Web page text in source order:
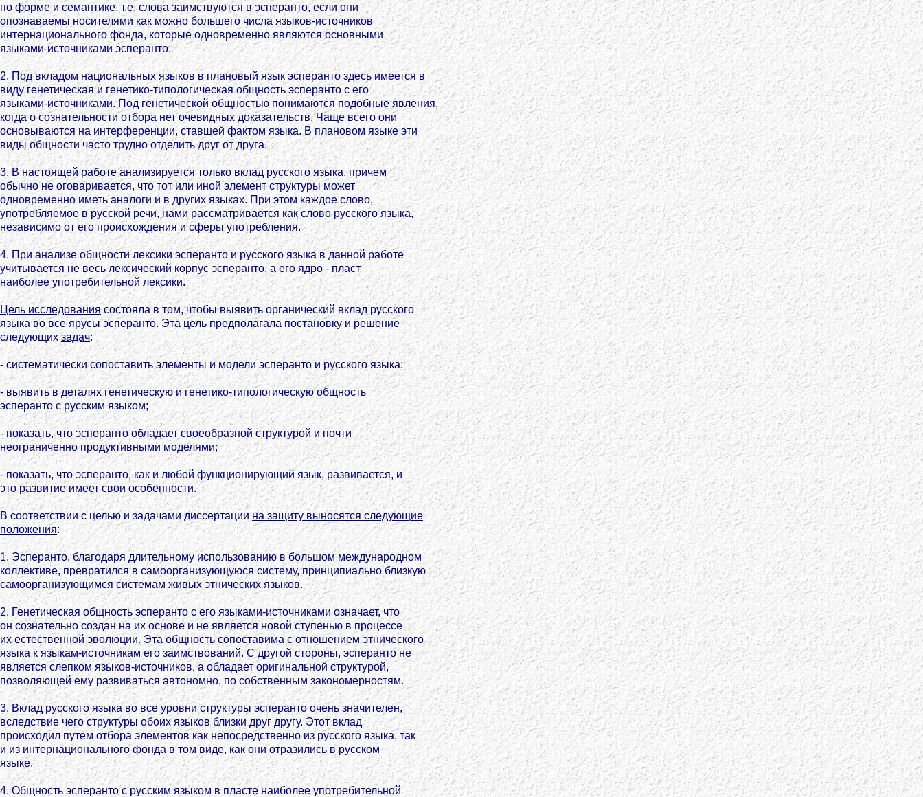
по форме и семантике, т.е. слова заимствуются в эсперанто, если они
опознаваемы носителями как можно большего числа языков-источников
интернационального фонда, которые одновременно являются основными
языками-источниками эсперанто.
2. Под вкладом национальных языков в плановый язык эсперанто здесь имеется в
виду генетическая и генетико-типологическая общность эсперанто с его
языками-источниками. Под генетической общностью понимаются подобные явления,
когда о сознательности отбора нет очевидных доказательств. Чаще всего они
основываются на интерференции, ставшей фактом языка. В плановом языке эти
виды общности часто трудно отделить друг от друга.
3. В настоящей работе анализируется только вклад русского языка, причем
обычно не оговаривается, что тот или иной элемент структуры может
одновременно иметь аналоги и в других языках. При этом каждое слово,
употребляемое в русской речи, нами рассматривается как слово русского языка,
независимо от его происхождения и сферы употребления.
4. При анализе общности лексики эсперанто и русского языка в данной работе
учитывается не весь лексический корпус эсперанто, а его ядро - пласт
наиболее употребительной лексики.
Цель исследованиясостояла в том, чтобы выявить органический вклад русского
языка во все ярусы эсперанто. Эта цель предполагала постановку и решение
следующихзадач:
- систематически сопоставить элементы и модели эсперанто и русского языка;
- выявить в деталях генетическую и генетико-типологическую общность
эсперанто с русским языком;
- показать, что эсперанто обладает своеобразной структурой и почти
неограниченно продуктивными моделями;
- показать, что эсперанто, как и любой функционирующий язык, развивается, и
это развитие имеет свои особенности.
В соответствии с целью и задачами диссертациина защиту выносятся следующие
положения:
1. Эсперанто, благодаря длительному использованию в большом международном
коллективе, превратился в самоорганизующуюся систему, принципиально близкую
самоорганизующимся системам живых этнических языков.
2. Генетическая общность эсперанто с его языками-источниками означает, что
он сознательно создан на их основе и не является новой ступенью в процессе
их естественной эволюции. Эта общность сопоставима с отношением этнического
языка к языкам-источникам его заимствований. С другой стороны, эсперанто не
является слепком языков-источников, а обладает оригинальной структурой,
позволяющей ему развиваться автономно, по собственным закономерностям.
3. Вклад русского языка во все уровни структуры эсперанто очень значителен,
вследствие чего структуры обоих языков близки друг другу. Этот вклад
происходил путем отбора элементов как непосредственно из русского языка, так
и из интернационального фонда в том виде, как они отразились в русском
языке.
4. Общность эсперанто с русским языком в пласте наиболее употребительной